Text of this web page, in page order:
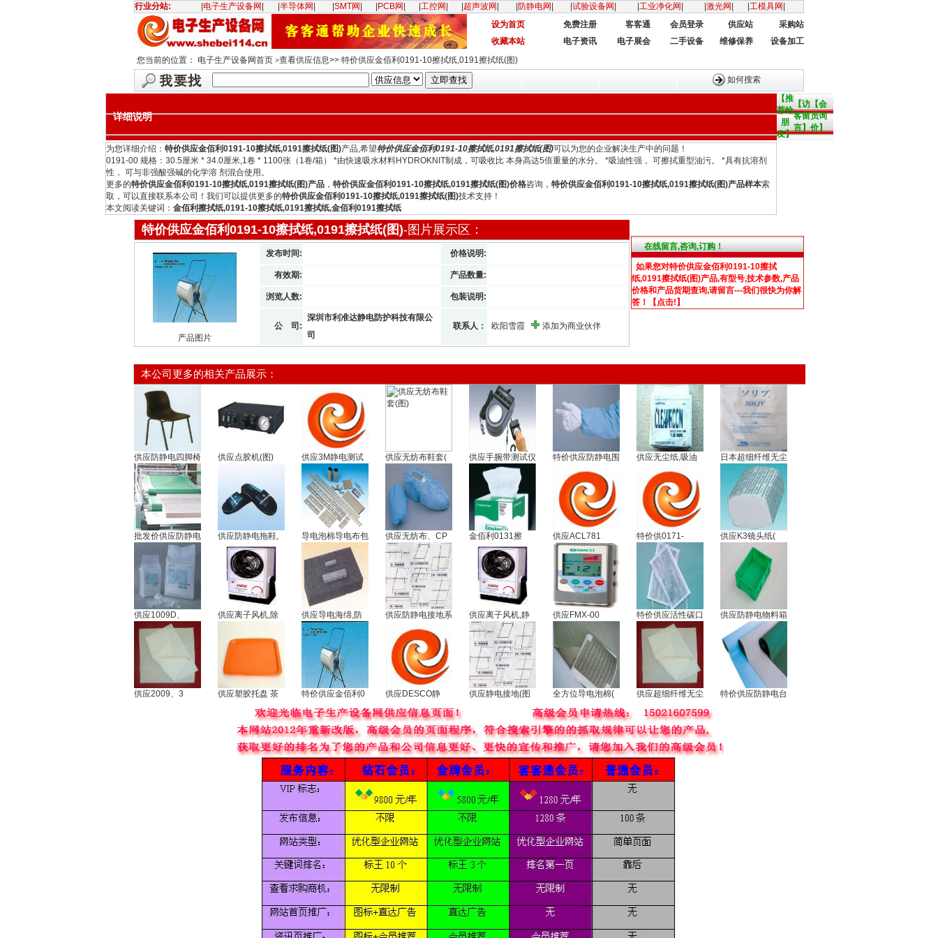
行业分站: 电子生产设备网 半导体网 SMT网 PCB网 工控网 超声波网 防静电网 试验设备网 工业净化网 激光网 工模具网
设为首页
免费注册 客客通 会员登录 供应站
采购站
收藏本站
电子资讯 电子展会 二手设备 维修保养
设备加工
您当前的位置： 电子生产设备网首页 >查看供应信息>> 特价供应金佰利0191-10擦拭纸,0191擦拭纸(图)
如何搜索
详细说明
【推
荐给
朋
友】
【访
客留
言】
【会
员询
价】
为您详细介绍： 特价供应金佰利0191-10擦拭纸,0191擦拭纸(图)产品,希望特价供应金佰利0191-10擦拭纸,0191擦拭纸(图)可以为您的企业解决生产中的问题！
0191-00 规格：30.5厘米 * 34.0厘米,1卷 * 1100张（1卷/箱） *由快速吸水材料HYDROKNIT制成，可吸收比 本身高达5倍重量的水分。 *吸油性强， 可擦拭重型油污。 *具有抗溶剂
性， 可与非强酸强碱的化学溶 剂混合使用。
更多的特价供应金佰利0191-10擦拭纸,0191擦拭纸(图)产品， 特价供应金佰利0191-10擦拭纸,0191擦拭纸(图)价格咨询， 特价供应金佰利0191-10擦拭纸,0191擦拭纸(图)产品样本索
取，可以直接联系本公司！我们可以提供更多的特价供应金佰利0191-10擦拭纸,0191擦拭纸(图)技术支持！
本文阅读关键词： 金佰利擦拭纸,0191-10擦拭纸,0191擦拭纸,金佰利0191擦拭纸
特价供应金佰利0191-10擦拭纸,0191擦拭纸(图)-图片展示区：
产品图片
发布时间: 价格说明:
有效期: 产品数量:
浏览人数: 包装说明:
公 司:
深圳市利准达静电防护科技有限公
司
联系人： 欧阳雪霞 添加为商业伙伴
在线留言,咨询,订购！
如果您对特价供应金佰利0191-10擦拭
纸,0191擦拭纸(图)产品,有型号,技术参数,产品
价格和产品货期查询,请留言---我们很快为你解
答！【点击!】
本公司更多的相关产品展示：
供应防静电四脚椅 供应点胶机(图) 供应3M静电测试 供应无纺布鞋套( 供应手腕带测试仪 特价供应防静电围 供应无尘纸,吸油 日本超细纤维无尘
批发价供应防静电 供应防静电拖鞋, 导电泡棉导电布包 供应无纺布、CP 金佰利0131擦 供应ACL781 特价供0171- 供应K3镜头纸(
供应1009D、 供应离子风机,除 供应导电海绵,防 供应防静电接地系 供应离子风机,静 供应FMX-00 特价供应活性碳口 供应防静电物料箱
供应2009、3 供应塑胶托盘 茶 特价供应金佰利0 供应DESCO静 供应静电接地(图 全方位导电泡棉( 供应超细纤维无尘 特价供应防静电台